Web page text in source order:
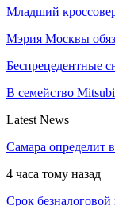
Младший
Мэрия Москвы
Беспрецедентные
В семейство
Latest News
Самара определит
4 часа тому назад
Срок